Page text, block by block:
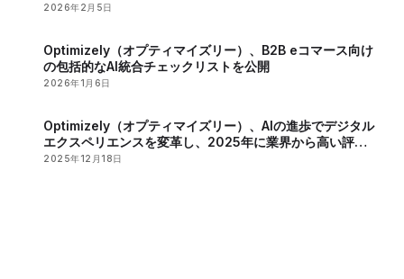
2026年2月5日
Optimizely（オプティマイズリー）、B2B eコマース向け
の包括的なAI統合チェックリストを公開
2026年1月6日
Optimizely（オプティマイズリー）、AIの進歩でデジタル
エクスペリエンスを変革し、2025年に業界から高い評価
を獲得
2025年12月18日